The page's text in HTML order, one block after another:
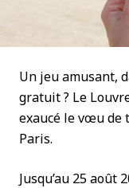
Un jeu amusant,
gratuit ? Le
exaucé le vœu de
Paris.
Jusqu’au 25 août